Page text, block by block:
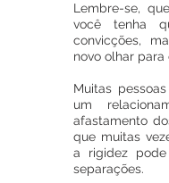
Lembre-se,
você tenha
convicções,
novo olhar para
Muitas
um
afastamento
que muitas
a rigidez
separações.